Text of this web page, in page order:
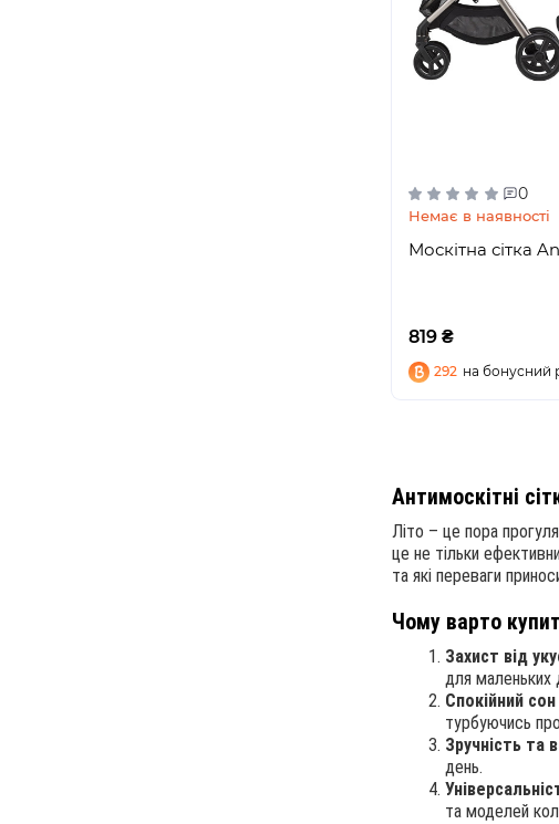
0
Немає в наявності
Москітна сітка
819 ₴
292 на бонусний
Антимоскітні
Літо – це пора
це не тільки
та які переваги
Чому варто
Захист від
для маленьких
Спокійний
турбуючись
Зручність та
день.
та моделей